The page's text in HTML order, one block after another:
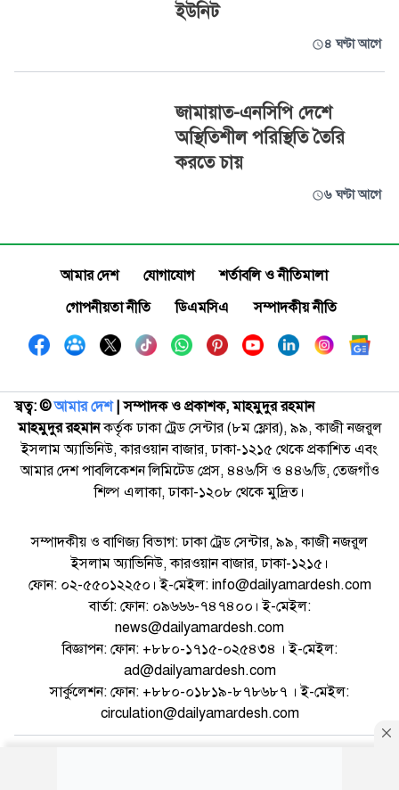
ইউনিট
৪ ঘণ্টা আগে
জামায়াত-এনসিপি দেশে
অস্থিতিশীল পরিস্থিতি তৈরি
করতে চায়
৬ ঘণ্টা আগে
আমার দেশ যোগাযোগ
শর্তাবলি ও নীতিমালা
গোপনীয়তা নীতি
ডিএমসিএ সম্পাদকীয় নীতি
স্বত্ব: ©️আমার দেশ| সম্পাদক ও প্রকাশক, মাহমুদুর রহমান
মাহমুদুর রহমানকর্তৃক ঢাকা ট্রেড সেন্টার (৮ম ফ্লোর), ৯৯, কাজী নজরুল
ইসলাম অ্যাভিনিউ, কারওয়ান বাজার, ঢাকা-১২১৫ থেকে প্রকাশিত এবং
আমার দেশ পাবলিকেশন লিমিটেড প্রেস, ৪৪৬/সি ও ৪৪৬/ডি, তেজগাঁও
শিল্প এলাকা, ঢাকা-১২০৮ থেকে মুদ্রিত।
সম্পাদকীয় ও বাণিজ্য বিভাগ: ঢাকা ট্রেড সেন্টার, ৯৯, কাজী নজরুল
ইসলাম অ্যাভিনিউ, কারওয়ান বাজার, ঢাকা-১২১৫।
ফোন: ০২-৫৫০১২২৫০। ই-মেইল: info@dailyamardesh.com
বার্তা: ফোন: ০৯৬৬৬-৭৪৭৪০০। ই-মেইল:
news@dailyamardesh.com
বিজ্ঞাপন: ফোন: +৮৮০-১৭১৫-০২৫৪৩৪ । ই-মেইল:
ad@dailyamardesh.com
সার্কুলেশন: ফোন: +৮৮০-০১৮১৯-৮৭৮৬৮৭ । ই-মেইল:
circulation@dailyamardesh.com